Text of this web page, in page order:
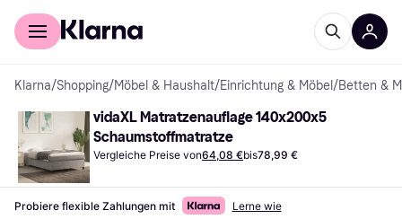
Für Shopper
Klarna/Shopping/Möbel & Haushalt/Einrichtung & Möbel /Betten &
vidaXL Matratzenauflage 140x200x5
Schaumstoffmatratze
Vergleiche Preise von64,08 €bis78,99 €
Probiere flexible Zahlungen mit Lerne wie